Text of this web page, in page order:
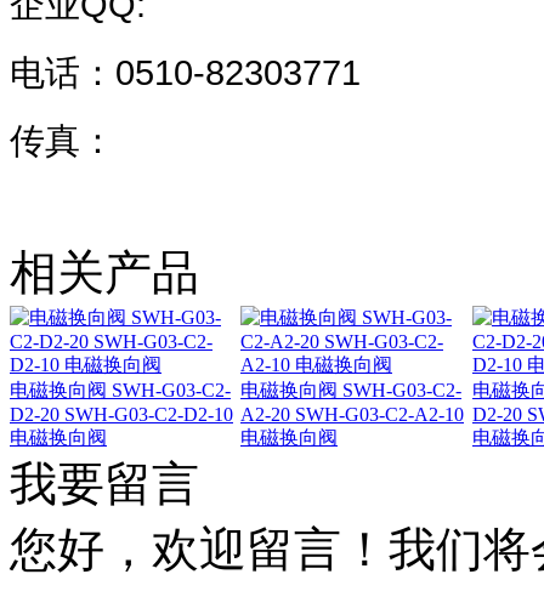
电话： 0510-82303771
传真：
相关产品
电磁换向阀 SWH-G03-C2-
D2-20 SWH-G03-C2-D2-10
电磁换向阀
电磁换向阀 SWH-G03-C2-
A2-20 SWH-G03-C2-A2-10
电磁换向阀
电磁换
D2-20
电磁换
我要留言
您好，欢迎留言！我们